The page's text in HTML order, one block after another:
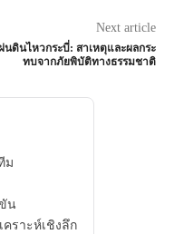
Next article
นดินไหวกระบี่: สาเหตุและผลกระ
ทบจากภัยพิบัติทางธรรมชาติ
ม
น
ราะห์เชิงลึก